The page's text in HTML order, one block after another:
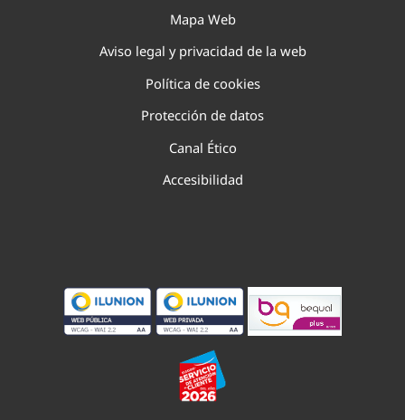
Mapa Web
Aviso legal y privacidad de la web
Política de cookies
Protección de datos
Canal Ético
Accesibilidad